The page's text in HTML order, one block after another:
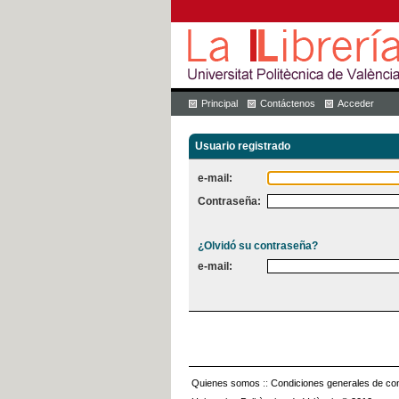
Principal Contáctenos Acceder
Usuario registrado
e-mail:
Contraseña:
¿Olvidó su contraseña?
e-mail:
Quienes somos :: Condiciones generales de